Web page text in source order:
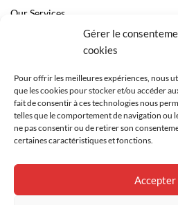
Gérer le
cookies
Pour offrir les meilleures expériences, nous
que les cookies pour stocker et/ou accéder
fait de consentir à ces technologies nous
telles que le comportement de navigation ou
ne pas consentir ou de retirer son
certaines caractéristiques et fonctions.
Accepter
Our Services
Le cabinet